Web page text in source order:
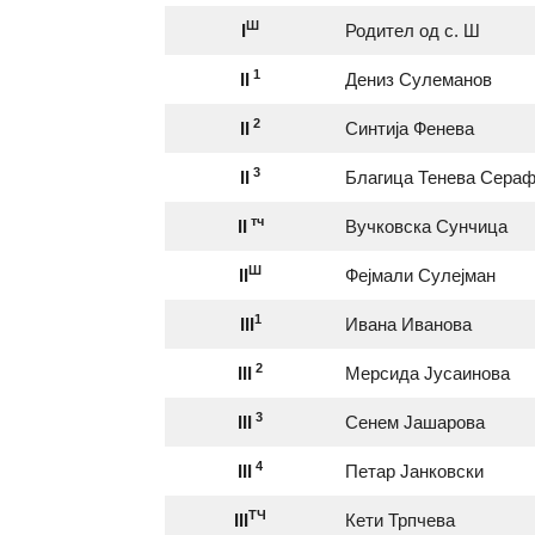
IШ Родител од с. Ш
II 1 Дениз Сулеманов
II 2 Синтија Фенева
II 3 Благица Тенева
IIтч Вучковска Сунчица
IIШ Фејмали Сулејман
III1 Ивана Иванова
III 2 Мерсида Јусаинова
III 3 Сенем Јашарова
III 4 Петар Јанковски
IIIТЧ Кети Трпчева